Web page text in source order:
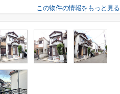
この物件の情報をもっと見る